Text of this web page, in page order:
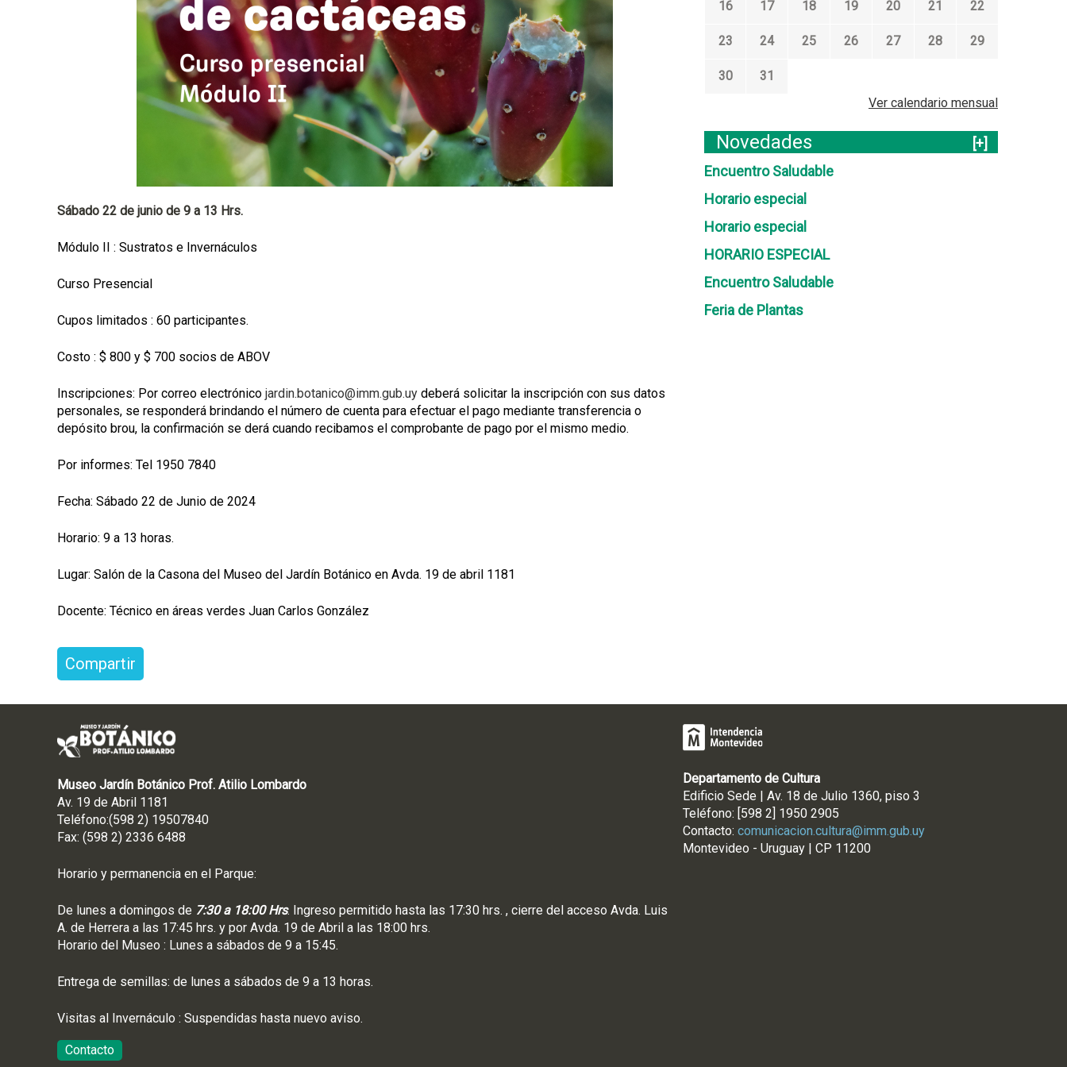
Sábado 22 de junio de 9 a 13 Hrs.
Módulo II : Sustratos e Invernáculos
Curso Presencial
Cupos limitados : 60 participantes.
Costo : $ 800 y $ 700 socios de ABOV
Inscripciones: Por correo electrónico jardin.botanico@imm.gub.uy deberá solicitar la inscripción con sus datos
personales, se responderá brindando el número de cuenta para efectuar el pago mediante transferencia o
depósito brou, la confirmación se derá cuando recibamos el comprobante de pago por el mismo medio.
Por informes: Tel 1950 7840
Fecha: Sábado 22 de Junio de 2024
Horario: 9 a 13 horas.
Lugar: Salón de la Casona del Museo del Jardín Botánico en Avda. 19 de abril 1181
Docente: Técnico en áreas verdes Juan Carlos González
Compartir
16 17 18 19 20 21 22
23 24 25 26 27 28 29
30
31
Ver calendario mensual
Novedades
[+]
Encuentro Saludable
Horario especial
Horario especial
HORARIO ESPECIAL
Encuentro Saludable
Feria de Plantas
Museo Jardín Botánico Prof. Atilio Lombardo
Av. 19 de Abril 1181
Teléfono:(598 2) 19507840
Fax: (598 2) 2336 6488
Horario y permanencia en el Parque:
De lunes a domingos de 7:30 a 18:00 Hrs. Ingreso permitido hasta las 17:30 hrs. , cierre del acceso Avda. Luis
A. de Herrera a las 17:45 hrs. y por Avda. 19 de Abril a las 18:00 hrs.
Horario del Museo : Lunes a sábados de 9 a 15:45.
Entrega de semillas: de lunes a sábados de 9 a 13 horas.
Visitas al Invernáculo : Suspendidas hasta nuevo aviso.
Contacto
Departamento de Cultura
Edificio Sede | Av. 18 de Julio 1360, piso 3
Teléfono: [598 2] 1950 2905
Contacto: comunicacion.cultura@imm.gub.uy
Montevideo - Uruguay | CP 11200